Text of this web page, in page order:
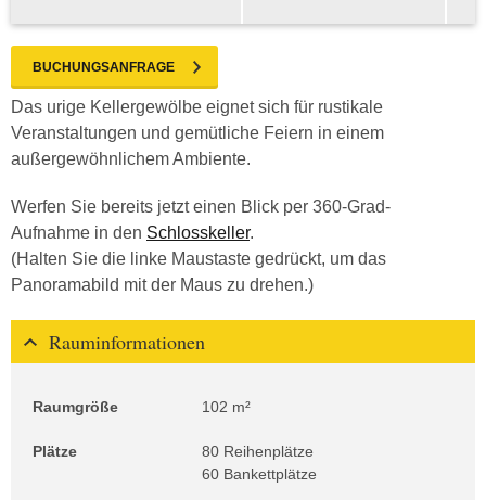
BUCHUNGSANFRAGE
Das urige Kellergewölbe eignet sich für rustikale
Veranstaltungen und gemütliche Feiern in einem
außergewöhnlichem Ambiente.
Werfen Sie bereits jetzt einen Blick per 360-Grad-
Aufnahme in den Schlosskeller.
(Halten Sie die linke Maustaste gedrückt, um das
Panoramabild mit der Maus zu drehen.)
Rauminformationen
Raumgröße 102 m²
Plätze
80 Reihenplätze
60 Bankettplätze